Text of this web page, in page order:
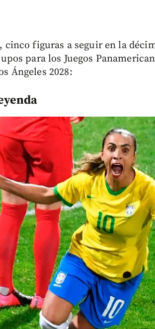
figuras a seguir en la
para los Juegos
Ángeles 2028: